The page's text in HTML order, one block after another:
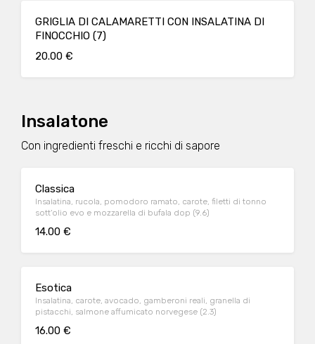
GRIGLIA DI CALAMARETTI CON INSALATINA DI
FINOCCHIO (7)
20.00 €
Insalatone
Con ingredienti freschi e ricchi di sapore
Classica
Insalatina, rucola, pomodoro ramato, carote, filetti di tonno
sott'olio evo e mozzarella di bufala dop (9.6)
14.00 €
Esotica
Insalatina, carote, avocado, gamberoni reali, granella di
pistacchi, salmone affumicato norvegese (2.3)
16.00 €